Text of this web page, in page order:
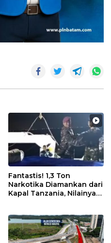
Fantastis! 1,3 Ton
Narkotika Diamankan dari
Kapal Tanzania, Nilainya